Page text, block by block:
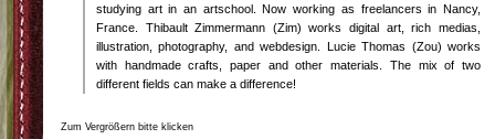
studying art in an artschool. Now working as freelancers in Nancy,
France. Thibault Zimmermann (Zim) works digital art, rich medias,
illustration, photography, and webdesign. Lucie Thomas (Zou) works
with handmade crafts, paper and other materials. The mix of two
different fields can make a difference!
Zum Vergrößern bitte klicken